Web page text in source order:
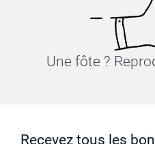
Une fôte ?
Recevez tous les